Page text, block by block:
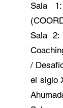
Sala
Sala
/
el siglo